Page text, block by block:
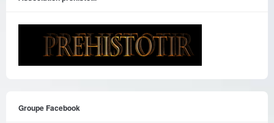
Groupe Facebook